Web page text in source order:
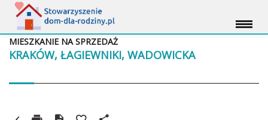
KRAKÓW, ŁAGIEWNIKI, WADOWICKA
MIESZKANIE NA SPRZEDAŻ